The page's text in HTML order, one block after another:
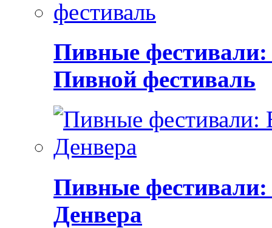
Пивные
Пивной фестиваль
Пивные фестивали:
Денвера